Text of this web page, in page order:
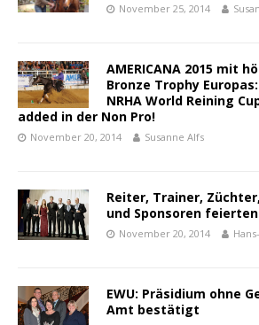
November 25, 2014
AMERICANA 2015 mit
Bronze Trophy
NRHA World Reining
added in der Non Pro!
November 20, 2014 Susanne Alfs
Reiter, Trainer,
und Sponsoren
November 20, 2014
EWU: Präsidium ohne
Amt bestätigt